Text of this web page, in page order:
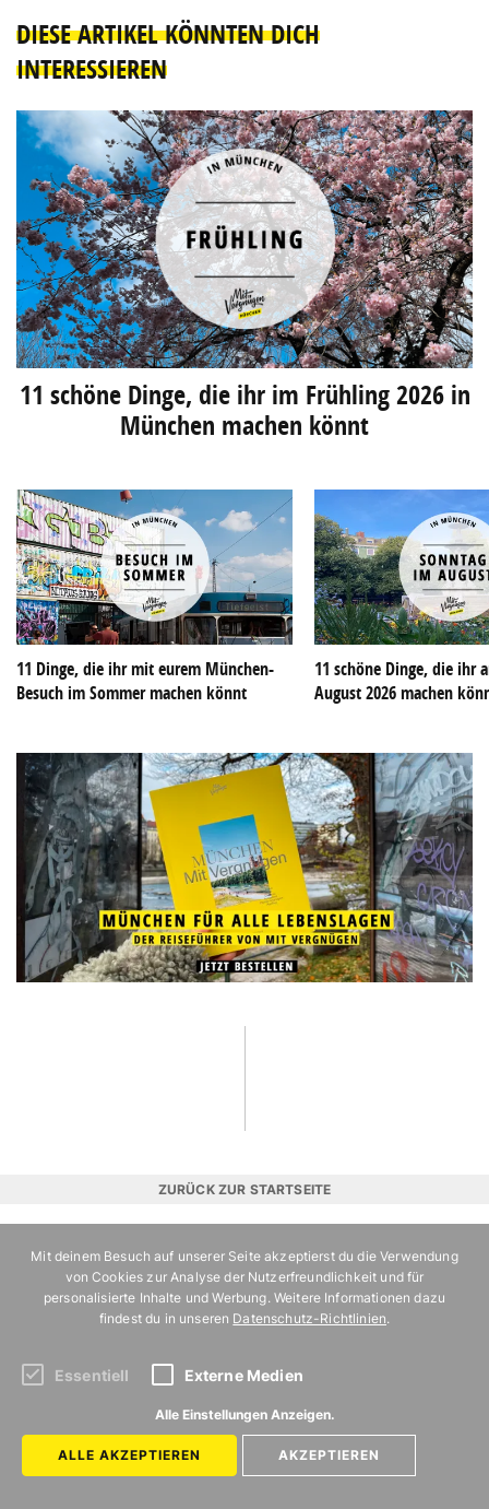
DIESE ARTIKEL KÖNNTEN DICH
INTERESSIEREN
11 schöne Dinge, die ihr im Frühling 2026 in
München machen könnt
11 Dinge, die ihr mit eurem München-
Besuch im Sommer machen könnt
11 schöne Dinge, die ihr
August 2026 machen
ZURÜCK ZUR STARTSEITE
MIT
VERGNÜGEN
MÜNCHEN
LEBEN
AUSFLUG
HAMBURG
MÜNCHEN
Mit deinem Besuch auf unserer Seite akzeptierst du die Verwendung
von Cookies zur Analyse der Nutzerfreundlichkeit und für
personalisierte Inhalte und Werbung. Weitere Informationen dazu
findest du in unseren Datenschutz-Richtlinien.
Essentiell Externe Medien
Alle Einstellungen Anzeigen.
ALLE AKZEPTIEREN AKZEPTIEREN